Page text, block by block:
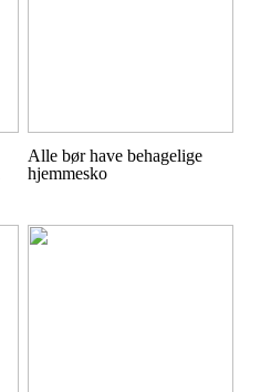
Alle bør have behagelige
hjemmesko